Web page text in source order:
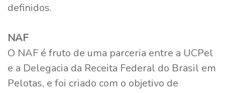
definidos.
NAF
O NAF é fruto de uma parceria entre a UCPel
e a Delegacia da Receita Federal do Brasil em
Pelotas, e foi criado com o objetivo de